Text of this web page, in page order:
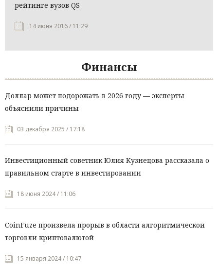
рейтинге вузов QS
14 июня 2016 / 11:29
Финансы
Доллар может подорожать в 2026 году — эксперты
объяснили причины
03 декабря 2025 / 17:18
Инвестиционный советник Юлия Кузнецова рассказала о
правильном старте в инвестировании
18 июня 2024 / 11:06
CoinFuze произвела прорыв в области алгоритмической
торговли криптовалютой
15 января 2024 / 10:47